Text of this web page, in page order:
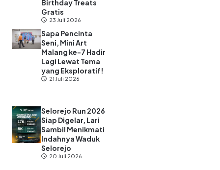
Pecinta Konser
Merapat! Konser
Pita Kita Bakal
Ramaikan Graha
Cakrawala UM,
Catat Tanggalnya!
17 Juli 2026
Paradic Fest Vol.3
Perunggu hingga
Bernadya
16 Juli 2026